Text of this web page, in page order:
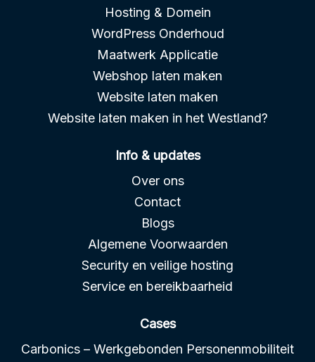
Hosting & Domein
WordPress Onderhoud
Maatwerk Applicatie
Webshop laten maken
Website laten maken
Website laten maken in het Westland?
Info & updates
Over ons
Contact
Blogs
Algemene Voorwaarden
Security en veilige hosting
Service en bereikbaarheid
Cases
Carbonics – Werkgebonden Personenmobiliteit